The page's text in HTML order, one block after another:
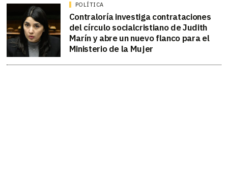
POLÍTICA
Contraloría investiga contrataciones
del círculo socialcristiano de Judith
Marín y abre un nuevo flanco para el
Ministerio de la Mujer